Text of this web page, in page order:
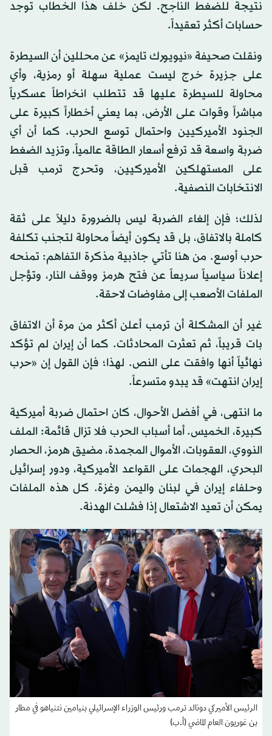
نتيجة للضغط الناجح. لكن خلف هذا الخطاب توجد
حسابات أكثر تعقيداً.
ونقلت صحيفة «نيويورك تايمز» عن محللين أن السيطرة
على جزيرة خرج ليست عملية سهلة أو رمزية، وأي
محاولة للسيطرة عليها قد تتطلب انخراطاً عسكرياً
مباشراً وقوات على الأرض، بما يعني أخطاراً كبيرة على
الجنود الأميركيين واحتمال توسع الحرب. كما أن أي
ضربة واسعة قد ترفع أسعار الطاقة عالمياً، وتزيد الضغط
على المستهلكين الأميركيين، وتحرج ترمب قبل
الانتخابات النصفية.
لذلك؛ فإن إلغاء الضربة ليس بالضرورة دليلاً على ثقة
كاملة بالاتفاق، بل قد يكون أيضاً محاولة لتجنب تكلفة
حرب أوسع. من هنا تأتي جاذبية مذكرة التفاهم: تمنحه
إعلاناً سياسياً سريعاً عن فتح هرمز ووقف النار، وتؤجل
الملفات الأصعب إلى مفاوضات لاحقة.
غير أن المشكلة أن ترمب أعلن أكثر من مرة أن الاتفاق
بات قريباً، ثم تعثرت المحادثات. كما أن إيران لم تؤكد
نهائياً أنها وافقت على النص. لهذا؛ فإن القول إن «حرب
إيران انتهت» قد يبدو متسرعاً.
ما انتهى، في أفضل الأحوال، كان احتمال ضربة أميركية
كبيرة، الخميس. أما أسباب الحرب فلا تزال قائمة: الملف
النووي، العقوبات، الأموال المجمدة، مضيق هرمز، الحصار
البحري، الهجمات على القواعد الأميركية، ودور إسرائيل
وحلفاء إيران في لبنان واليمن وغزة. كل هذه الملفات
يمكن أن تعيد الاشتعال إذا فشلت الهدنة.
الرئيس الأميركي دونالد ترمب ورئيس الوزراء الإسرائيلي بنيامين نتنياهو في مطار
بن غوريون العام الماضي (أ.ب)